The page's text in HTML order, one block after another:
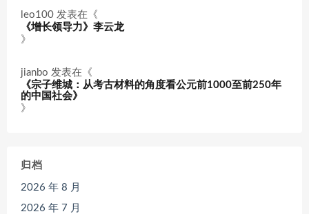
leo100 发表在《
《增长领导力》李云龙
》
jianbo 发表在《
《宗子维城：从考古材料的角度看公元前1000至前250年
的中国社会》
》
归档
2026 年 8 月
2026 年 7 月